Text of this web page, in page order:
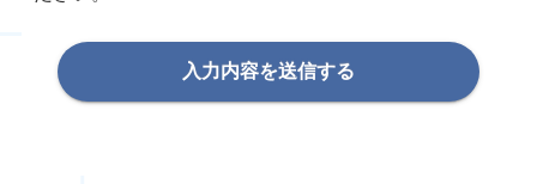
入力内容を送信する